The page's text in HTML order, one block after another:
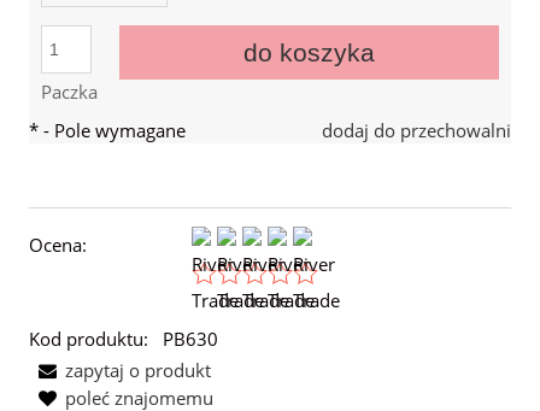
Paczka
do koszyka
dodaj do przechowalni
* - Pole wymagane
Ocena:
Kod produktu:
PB630
zapytaj o produkt
poleć znajomemu